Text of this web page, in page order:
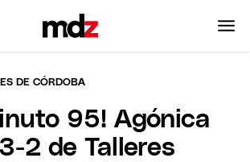
DE CÓRDOBA
95! Agónica
2 de Talleres